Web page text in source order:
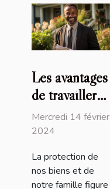
Les avantages
de travailler
avec un
courtier
local pour la
protection de
Mercredi 14 février
2024
La protection de
nos biens et de
notre famille figure